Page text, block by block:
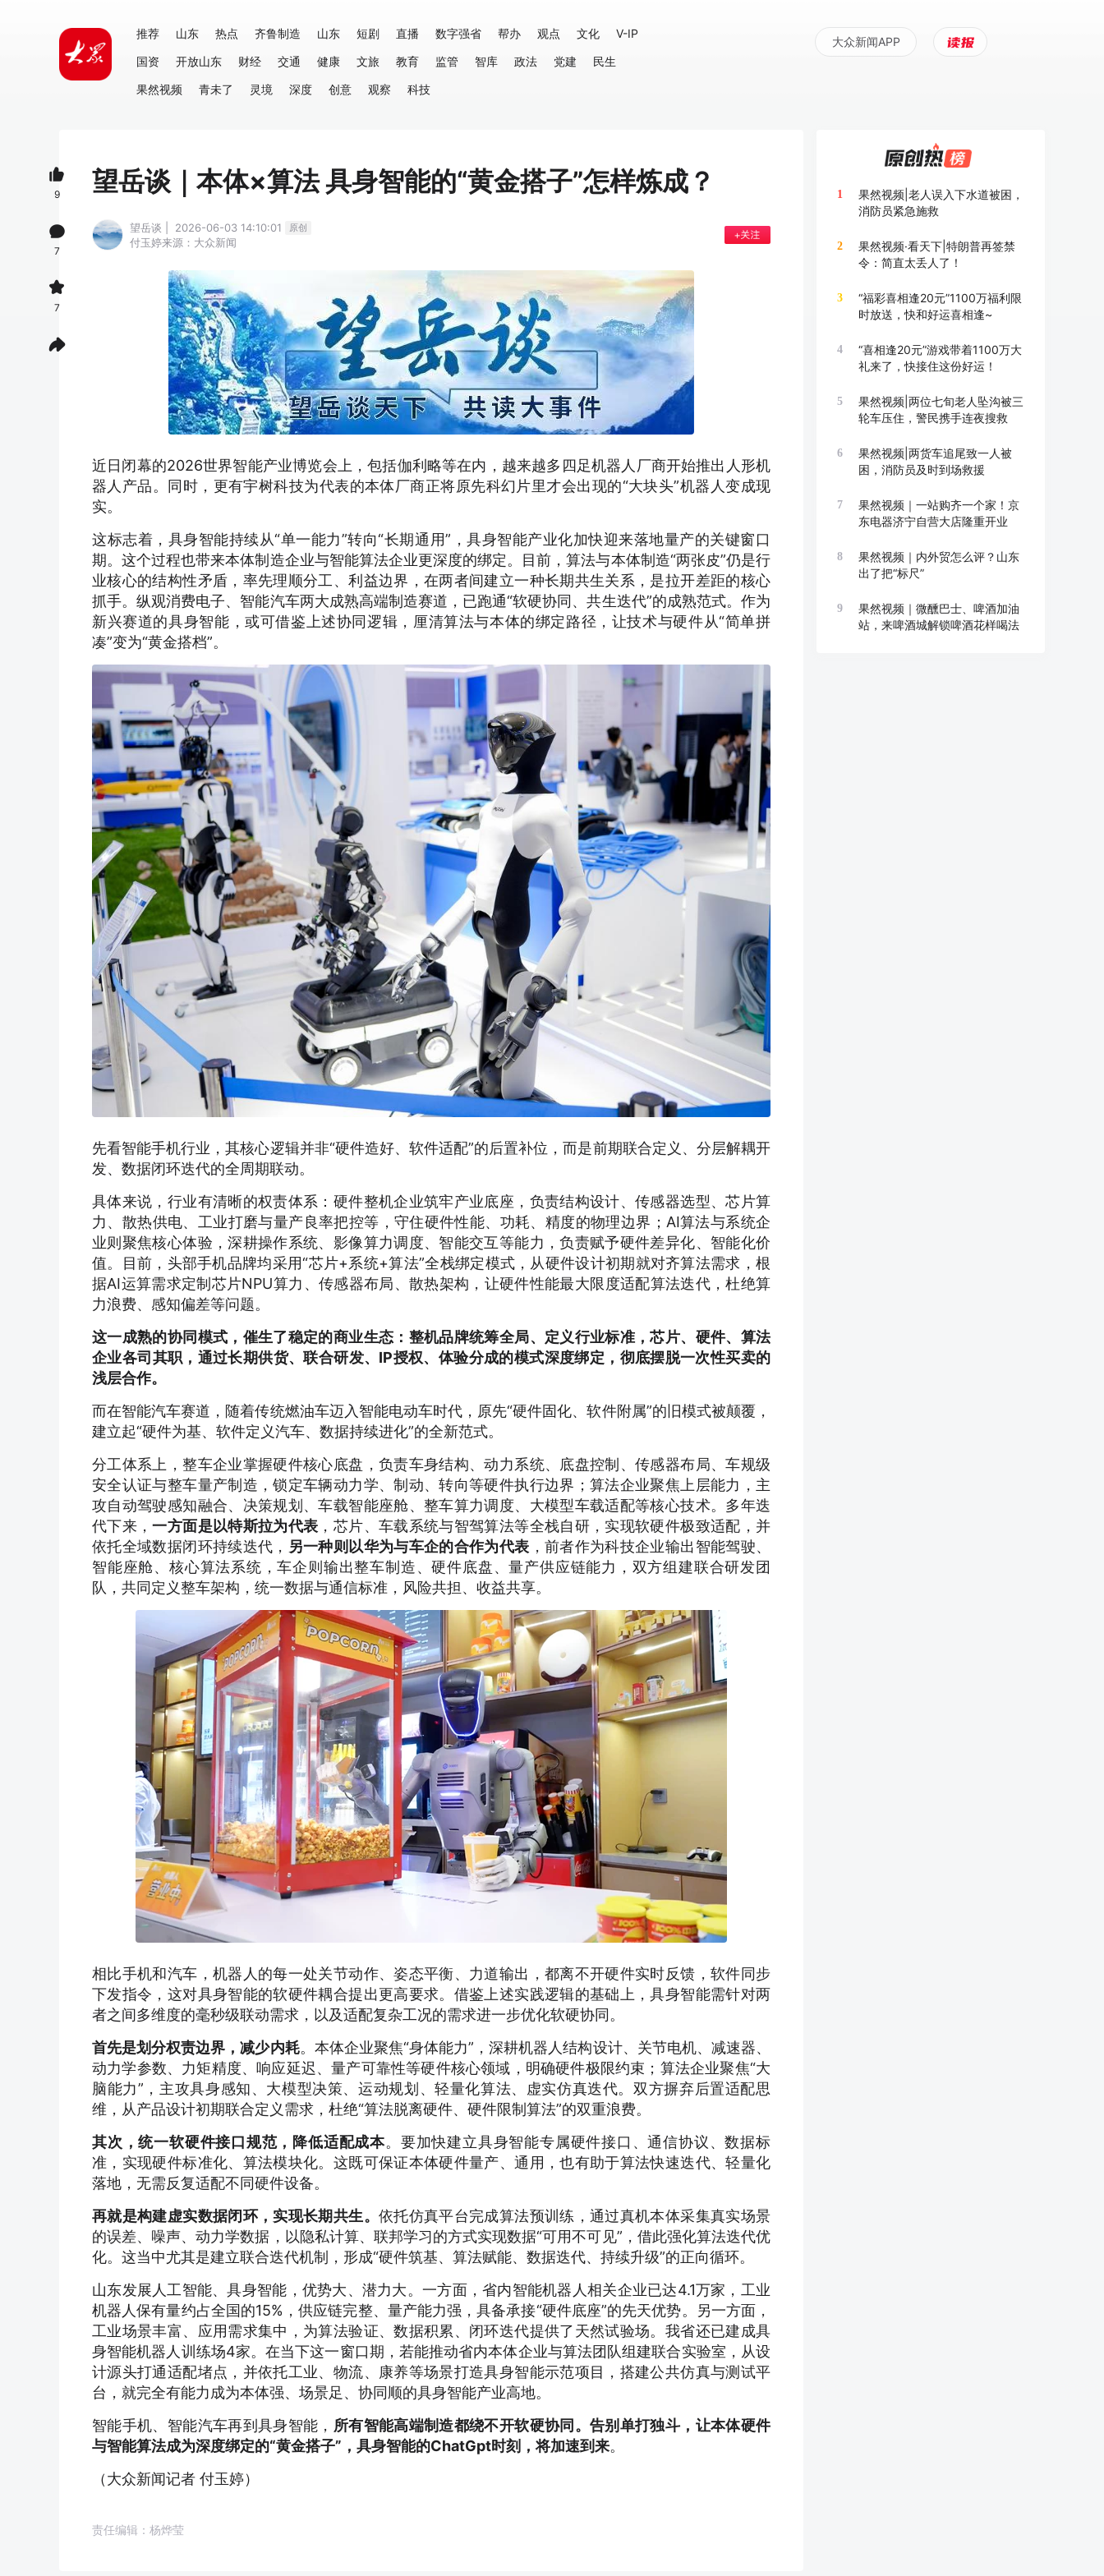
推荐 山东 热点 齐鲁制造 山东 短剧 直播 数字强省 帮办 观点 文化
V-IP
国资
开放山东 财经 交通 健康 文旅 教育 监管 智库 政法 党建
民生
果然视频
青未了 灵境 深度 创意 观察 科技
大众新闻APP
望岳谈｜本体×算法 具身智能的“黄金搭子”怎样炼成？
望岳谈 | 2026-06-03 14:10:01 原创
付玉婷来源：大众新闻
近日闭幕的2026世界智能产业博览会上，包括伽利略等在内，越来越多四足机器人厂商开始推出人形机
器人产品。同时，更有宇树科技为代表的本体厂商正将原先科幻片里才会出现的“大块头”机器人变成现
实。
这标志着，具身智能持续从“单一能力”转向“长期通用”，具身智能产业化加快迎来落地量产的关键窗口
期。这个过程也带来本体制造企业与智能算法企业更深度的绑定。目前，算法与本体制造“两张皮”仍是行
业核心的结构性矛盾，率先理顺分工、利益边界，在两者间建立一种长期共生关系，是拉开差距的核心
抓手。纵观消费电子、智能汽车两大成熟高端制造赛道，已跑通“软硬协同、共生迭代”的成熟范式。作为
新兴赛道的具身智能，或可借鉴上述协同逻辑，厘清算法与本体的绑定路径，让技术与硬件从“简单拼
凑”变为“黄金搭档”。
先看智能手机行业，其核心逻辑并非“硬件造好、软件适配”的后置补位，而是前期联合定义、分层解耦开
发、数据闭环迭代的全周期联动。
具体来说，行业有清晰的权责体系：硬件整机企业筑牢产业底座，负责结构设计、传感器选型、芯片算
力、散热供电、工业打磨与量产良率把控等，守住硬件性能、功耗、精度的物理边界；AI算法与系统企
业则聚焦核心体验，深耕操作系统、影像算力调度、智能交互等能力，负责赋予硬件差异化、智能化价
值。目前，头部手机品牌均采用“芯片+系统+算法”全栈绑定模式，从硬件设计初期就对齐算法需求，根
据AI运算需求定制芯片NPU算力、传感器布局、散热架构，让硬件性能最大限度适配算法迭代，杜绝算
力浪费、感知偏差等问题。
这一成熟的协同模式，催生了稳定的商业生态：整机品牌统筹全局、定义行业标准，芯片、硬件、算法
企业各司其职，通过长期供货、联合研发、IP授权、体验分成的模式深度绑定，彻底摆脱一次性买卖的
浅层合作。
而在智能汽车赛道，随着传统燃油车迈入智能电动车时代，原先“硬件固化、软件附属”的旧模式被颠覆，
建立起“硬件为基、软件定义汽车、数据持续进化”的全新范式。
分工体系上，整车企业掌握硬件核心底盘，负责车身结构、动力系统、底盘控制、传感器布局、车规级
安全认证与整车量产制造，锁定车辆动力学、制动、转向等硬件执行边界；算法企业聚焦上层能力，主
攻自动驾驶感知融合、决策规划、车载智能座舱、整车算力调度、大模型车载适配等核心技术。多年迭
代下来，一方面是以特斯拉为代表 ，芯片、车载系统与智驾算法等全栈自研，实现软硬件极致适配，并
依托全域数据闭环持续迭代， 另一种则以华为与车企的合作为代表 ，前者作为科技企业输出智能驾驶、
智能座舱、核心算法系统，车企则输出整车制造、硬件底盘、量产供应链能力，双方组建联合研发团
队，共同定义整车架构，统一数据与通信标准，风险共担、收益共享。
相比手机和汽车，机器人的每一处关节动作、姿态平衡、力道输出，都离不开硬件实时反馈，软件同步
下发指令，这对具身智能的软硬件耦合提出更高要求。借鉴上述实践逻辑的基础上，具身智能需针对两
者之间多维度的毫秒级联动需求，以及适配复杂工况的需求进一步优化软硬协同。
首先是划分权责边界，减少内耗。本体企业聚焦“身体能力”，深耕机器人结构设计、关节电机、减速器、
动力学参数、力矩精度、响应延迟、量产可靠性等硬件核心领域，明确硬件极限约束；算法企业聚焦“大
脑能力”，主攻具身感知、大模型决策、运动规划、轻量化算法、虚实仿真迭代。双方摒弃后置适配思
维，从产品设计初期联合定义需求，杜绝“算法脱离硬件、硬件限制算法”的双重浪费。
其次，统一软硬件接口规范，降低适配成本。要加快建立具身智能专属硬件接口、通信协议、数据标
准，实现硬件标准化、算法模块化。这既可保证本体硬件量产、通用，也有助于算法快速迭代、轻量化
落地，无需反复适配不同硬件设备。
再就是构建虚实数据闭环，实现长期共生。 依托仿真平台完成算法预训练，通过真机本体采集真实场景
的误差、噪声、动力学数据，以隐私计算、联邦学习的方式实现数据“可用不可见”，借此强化算法迭代优
化。这当中尤其是建立联合迭代机制，形成“硬件筑基、算法赋能、数据迭代、持续升级”的正向循环。
山东发展人工智能、具身智能，优势大、潜力大。一方面，省内智能机器人相关企业已达4.1万家，工业
机器人保有量约占全国的15%，供应链完整、量产能力强，具备承接“硬件底座”的先天优势。另一方面，
工业场景丰富、应用需求集中，为算法验证、数据积累、闭环迭代提供了天然试验场。我省还已建成具
身智能机器人训练场4家。在当下这一窗口期，若能推动省内本体企业与算法团队组建联合实验室，从设
计源头打通适配堵点，并依托工业、物流、康养等场景打造具身智能示范项目，搭建公共仿真与测试平
台，就完全有能力成为本体强、场景足、协同顺的具身智能产业高地。
智能手机、智能汽车再到具身智能， 所有智能高端制造都绕不开软硬协同。告别单打独斗，让本体硬件
与智能算法成为深度绑定的“黄金搭子”，具身智能的ChatGpt时刻，将加速到来。
（大众新闻记者 付玉婷）
责任编辑：杨烨莹
9
7
7
1
果然视频|老人误入下水道被困，
消防员紧急施救
2
果然视频·看天下|特朗普再签禁
令：简直太丢人了！
3
“福彩喜相逢20元”1100万福利限
时放送，快和好运喜相逢~
4
“喜相逢20元”游戏带着1100万大
礼来了，快接住这份好运！
5
果然视频|两位七旬老人坠沟被三
轮车压住，警民携手连夜搜救
6
果然视频|两货车追尾致一人被
困，消防员及时到场救援
7
果然视频｜一站购齐一个家！京
东电器济宁自营大店隆重开业
8
果然视频｜内外贸怎么评？山东
出了把“标尺”
9
果然视频｜微醺巴士、啤酒加油
站，来啤酒城解锁啤酒花样喝法